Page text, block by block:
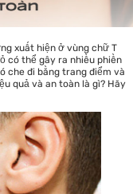
xuất hiện ở vùng chữ T
có thể gây ra nhiều phiền
che đi bằng trang điểm và
quả và an toàn là gì? Hãy